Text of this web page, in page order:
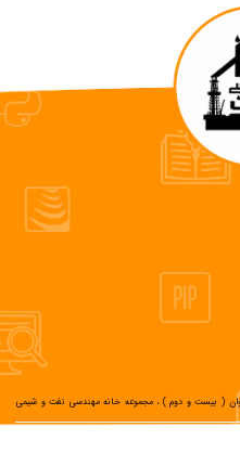
( بیست و دوم ) ، مجموعه خانه مهندسی نفت و شیمی
میباشد.